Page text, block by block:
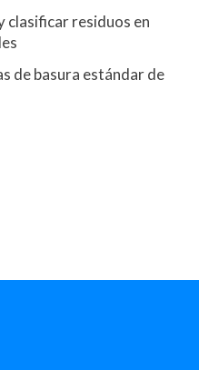
clasificar residuos en
de basura estándar de